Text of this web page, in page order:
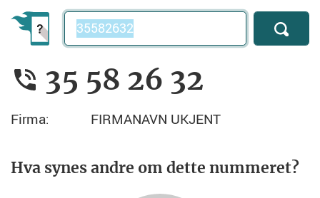
Telefonnummer
35 58 26 32
Firma: FIRMANAVN UKJENT
Hva synes andre om dette nummeret?